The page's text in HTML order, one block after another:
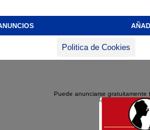
Politica de Cookies
Puede anunciarse